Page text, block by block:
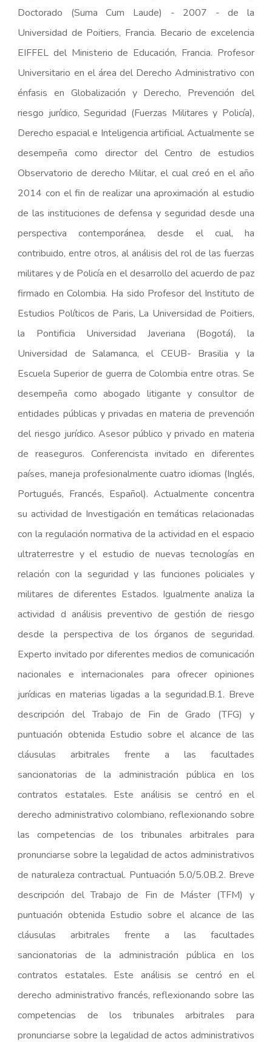
Doctorado (Suma Cum Laude) - 2007 - de la
Universidad de Poitiers, Francia. Becario de excelencia
EIFFEL del Ministerio de Educación, Francia. Profesor
Universitario en el área del Derecho Administrativo con
énfasis en Globalización y Derecho, Prevención del
riesgo jurídico, Seguridad (Fuerzas Militares y Policía),
Derecho espacial e Inteligencia artificial. Actualmente se
desempeña como director del Centro de estudios
Observatorio de derecho Militar, el cual creó en el año
2014 con el fin de realizar una aproximación al estudio
de las instituciones de defensa y seguridad desde una
perspectiva contemporánea, desde el cual, ha
contribuido, entre otros, al análisis del rol de las fuerzas
militares y de Policía en el desarrollo del acuerdo de paz
firmado en Colombia. Ha sido Profesor del Instituto de
Estudios Políticos de Paris, La Universidad de Poitiers,
la Pontificia Universidad Javeriana (Bogotá), la
Universidad de Salamanca, el CEUB- Brasilia y la
Escuela Superior de guerra de Colombia entre otras. Se
desempeña como abogado litigante y consultor de
entidades públicas y privadas en materia de prevención
del riesgo jurídico. Asesor público y privado en materia
de reaseguros. Conferencista invitado en diferentes
países, maneja profesionalmente cuatro idiomas (Inglés,
Portugués, Francés, Español). Actualmente concentra
su actividad de Investigación en temáticas relacionadas
con la regulación normativa de la actividad en el espacio
ultraterrestre y el estudio de nuevas tecnologías en
relación con la seguridad y las funciones policiales y
militares de diferentes Estados. Igualmente analiza la
actividad d análisis preventivo de gestión de riesgo
desde la perspectiva de los órganos de seguridad.
Experto invitado por diferentes medios de comunicación
nacionales e internacionales para ofrecer opiniones
jurídicas en materias ligadas a la seguridad.B.1. Breve
descripción del Trabajo de Fin de Grado (TFG) y
puntuación obtenida Estudio sobre el alcance de las
cláusulas arbitrales frente a las facultades
sancionatorias de la administración pública en los
contratos estatales. Este análisis se centró en el
derecho administrativo colombiano, reflexionando sobre
las competencias de los tribunales arbitrales para
pronunciarse sobre la legalidad de actos administrativos
de naturaleza contractual. Puntuación 5.0/5.0B.2. Breve
descripción del Trabajo de Fin de Máster (TFM) y
puntuación obtenida Estudio sobre el alcance de las
cláusulas arbitrales frente a las facultades
sancionatorias de la administración pública en los
contratos estatales. Este análisis se centró en el
derecho administrativo francés, reflexionando sobre las
competencias de los tribunales arbitrales para
pronunciarse sobre la legalidad de actos administrativos